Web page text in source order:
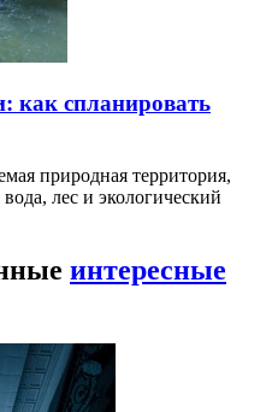
как спланировать
природная территория,
лес и экологический
интересные